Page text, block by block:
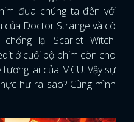
đưa chúng ta đến với
của Doctor Strange và cô
lại Scarlet Witch.
ở cuối bộ phim còn cho
lai của MCU. Vậy sự
hư ra sao? Cùng mình